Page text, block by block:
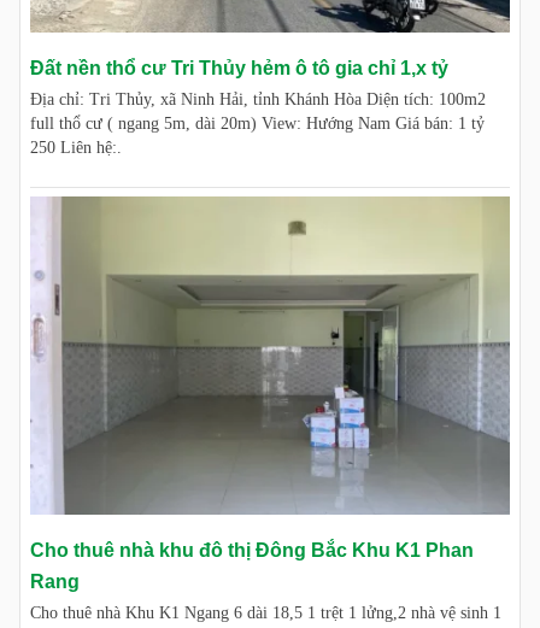
Đất nền thổ cư Tri Thủy hẻm ô tô gia chỉ 1,x tỷ
Địa chỉ: Tri Thủy, xã Ninh Hải, tỉnh Khánh Hòa Diện tích: 100m2
full thổ cư ( ngang 5m, dài 20m) View: Hướng Nam Giá bán: 1 tỷ
250 Liên hệ:.
Cho thuê nhà khu đô thị Đông Bắc Khu K1 Phan
Rang
Cho thuê nhà Khu K1 Ngang 6 dài 18,5 1 trệt 1 lửng,2 nhà vệ sinh 1